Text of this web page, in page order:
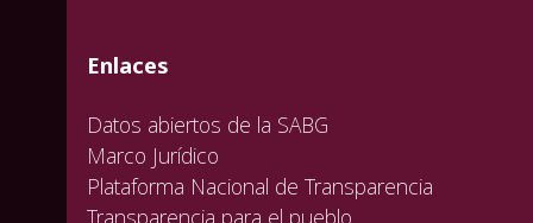
valida
valida
valida
Enlaces
Datos abiertos de la SABG
Marco Jurídico
Plataforma Nacional de Transparencia
Transparencia para el pueblo